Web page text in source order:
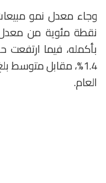
نقطة مئوية من
بأكمله، فيما
العام.